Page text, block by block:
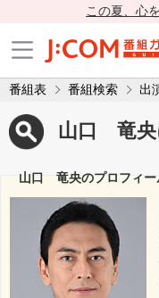
この夏、心
番組表 番組検索 出
山口 竜央
山口 竜央のプロフィー